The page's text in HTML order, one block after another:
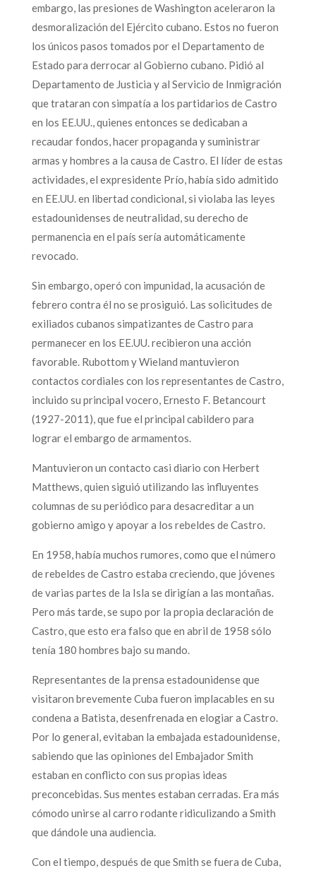
embargo, las presiones de Washington aceleraron la
desmoralización del Ejército cubano. Estos no fueron
los únicos pasos tomados por el Departamento de
Estado para derrocar al Gobierno cubano. Pidió al
Departamento de Justicia y al Servicio de Inmigración
que trataran con simpatía a los partidarios de Castro
en los EE.UU., quienes entonces se dedicaban a
recaudar fondos, hacer propaganda y suministrar
armas y hombres a la causa de Castro. El líder de estas
actividades, el expresidente Prío, había sido admitido
en EE.UU. en libertad condicional, si violaba las leyes
estadounidenses de neutralidad, su derecho de
permanencia en el país sería automáticamente
revocado.
Sin embargo, operó con impunidad, la acusación de
febrero contra él no se prosiguió. Las solicitudes de
exiliados cubanos simpatizantes de Castro para
permanecer en los EE.UU. recibieron una acción
favorable. Rubottom y Wieland mantuvieron
contactos cordiales con los representantes de Castro,
incluido su principal vocero, Ernesto F. Betancourt
(1927-2011), que fue el principal cabildero para
lograr el embargo de armamentos.
Mantuvieron un contacto casi diario con Herbert
Matthews, quien siguió utilizando las influyentes
columnas de su periódico para desacreditar a un
gobierno amigo y apoyar a los rebeldes de Castro.
En 1958, había muchos rumores, como que el número
de rebeldes de Castro estaba creciendo, que jóvenes
de varias partes de la Isla se dirigían a las montañas.
Pero más tarde, se supo por la propia declaración de
Castro, que esto era falso que en abril de 1958 sólo
tenía 180 hombres bajo su mando.
Representantes de la prensa estadounidense que
visitaron brevemente Cuba fueron implacables en su
condena a Batista, desenfrenada en elogiar a Castro.
Por lo general, evitaban la embajada estadounidense,
sabiendo que las opiniones del Embajador Smith
estaban en conflicto con sus propias ideas
preconcebidas. Sus mentes estaban cerradas. Era más
cómodo unirse al carro rodante ridiculizando a Smith
que dándole una audiencia.
Con el tiempo, después de que Smith se fuera de Cuba,